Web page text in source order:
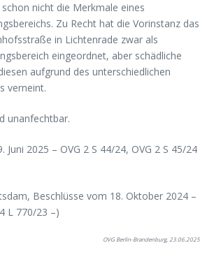
nicht die Merkmale eines
Zu Recht hat die Vorinstanz das
in Lichtenrade zwar als
eingeordnet, aber schädliche
aufgrund des unterschiedlichen
verneint.
unanfechtbar.
Juni 2025 – OVG 2 S 44/24, OVG 2 S 45/24
Beschlüsse vom 18. Oktober 2024 –
L 770/23 –)
OVG Berlin-Brandenburg, 23.06.2025